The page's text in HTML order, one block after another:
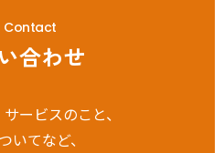
Contact
合わせ
ービスのこと、
いてなど、